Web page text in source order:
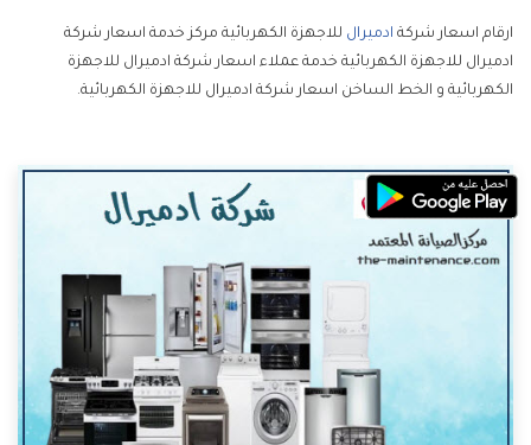
ارقام اسعار شركة ادميرال للاجهزة الكهربائية مركز خدمة اسعار شركة
ادميرال للاجهزة الكهربائية خدمة عملاء اسعار شركة ادميرال للاجهزة
الكهربائية و الخط الساخن اسعار شركة ادميرال للاجهزة الكهربائية.